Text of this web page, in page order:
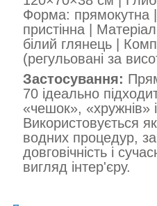
Форма: прямокутна
пристінна |
білий глянець |
(регульовані за
Застосування:
70 ідеально
«чешок», «хружнів»
Використовується
водних процедур,
довговічність і
вигляд інтер'єру.